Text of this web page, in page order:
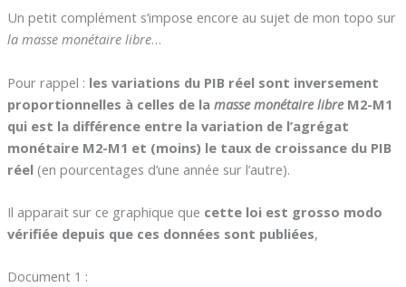
Un petit complément s’impose encore au sujet de mon topo sur
la masse monétaire libre…
Pour rappel : les variations du PIB réel sont inversement
proportionnelles à celles de la masse monétaire libre M2-M1
qui est la différence entre la variation de l’agrégat
monétaire M2-M1 et (moins) le taux de croissance du PIB
réel (en pourcentages d’une année sur l’autre).
Il apparait sur ce graphique que cette loi est grosso modo
vérifiée depuis que ces données sont publiées,
Document 1 :